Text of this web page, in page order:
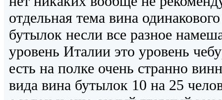
отдельная тема вина
бутылок несли все разное
уровень Италии это уровень
есть на полке очень странно
вида вина бутылок 10 на 25